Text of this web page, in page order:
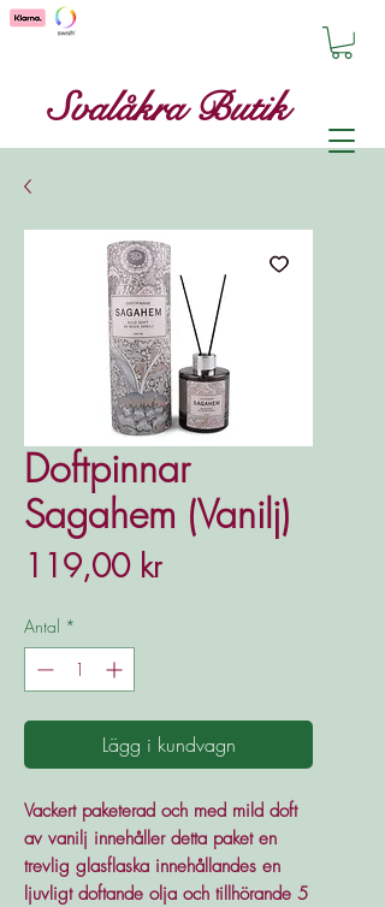
Svalåkra Butik
Doftpinnar
Sagahem (Vanilj)
119,00 krPris
Antal *
Lägg i kundvagn
Vackert paketerad och med mild doft
av vanilj innehåller detta paket en
trevlig glasflaska innehållandes en
ljuvligt doftande olja och tillhörande 5